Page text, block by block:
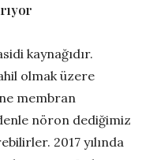
kaynağıdır.
olmak üzere
membran
nöron dediğimiz
2017 yılında